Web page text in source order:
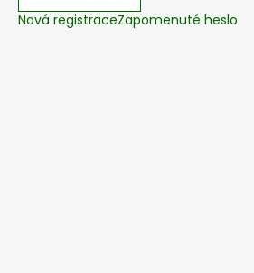
Nová registraceZapomenuté heslo